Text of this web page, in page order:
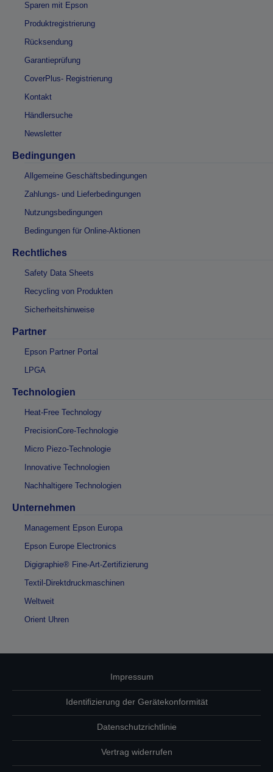
Sparen mit Epson
Produktregistrierung
Rücksendung
Garantieprüfung
CoverPlus- Registrierung
Kontakt
Händlersuche
Newsletter
Bedingungen
Allgemeine Geschäftsbedingungen
Zahlungs- und Lieferbedingungen
Nutzungsbedingungen
Bedingungen für Online-Aktionen
Rechtliches
Safety Data Sheets
Recycling von Produkten
Sicherheitshinweise
Partner
Epson Partner Portal
LPGA
Technologien
Heat-Free Technology
PrecisionCore-Technologie
Micro Piezo-Technologie
Innovative Technologien
Nachhaltigere Technologien
Unternehmen
Management Epson Europa
Epson Europe Electronics
Digigraphie® Fine-Art-Zertifizierung
Textil-Direktdruckmaschinen
Weltweit
Orient Uhren
Impressum
Identifizierung der Gerätekonformität
Datenschutzrichtlinie
Vertrag widerrufen